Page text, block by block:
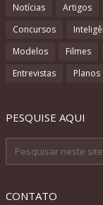
Notícias Artigos
Concursos
Modelos
Filmes
Entrevistas
Planos
PESQUISE AQUI
CONTATO